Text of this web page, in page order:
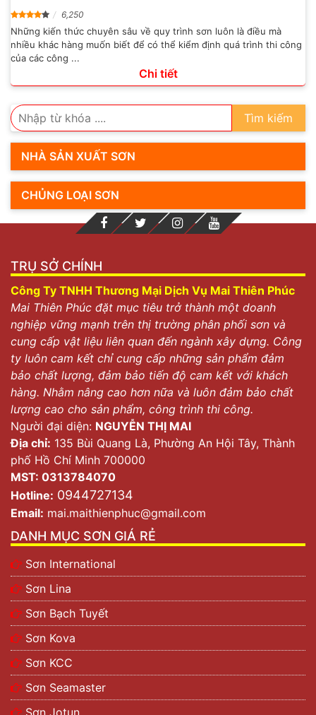
6,250
Những kiến thức chuyên sâu về quy trình sơn luôn là điều mà
nhiều khác hàng muốn biết để có thể kiểm định quá trình thi công
của các công ...
Chi tiết
Tìm kiếm
NHÀ SẢN XUẤT SƠN
CHỦNG LOẠI SƠN
TRỤ SỞ CHÍNH
Công Ty TNHH Thương Mại Dịch Vụ Mai Thiên Phúc
Mai Thiên Phúc đặt mục tiêu trở thành một doanh
nghiệp vững mạnh trên thị trường phân phối sơn và
cung cấp vật liệu liên quan đến ngành xây dựng. Công
ty luôn cam kết chỉ cung cấp những sản phẩm đảm
bảo chất lượng, đảm bảo tiến độ cam kết với khách
hàng. Nhằm nâng cao hơn nữa và luôn đảm bảo chất
lượng cao cho sản phẩm, công trình thi công.
Người đại diện: NGUYỄN THỊ MAI
Địa chỉ: 135 Bùi Quang Là, Phường An Hội Tây, Thành
phố Hồ Chí Minh 700000
MST: 0313784070
Hotline: 0944727134
Email: mai.maithienphuc@gmail.com
DANH MỤC SƠN GIÁ RẺ
Sơn International
Sơn Lina
Sơn Bạch Tuyết
Sơn Kova
Sơn KCC
Sơn Seamaster
Sơn Jotun